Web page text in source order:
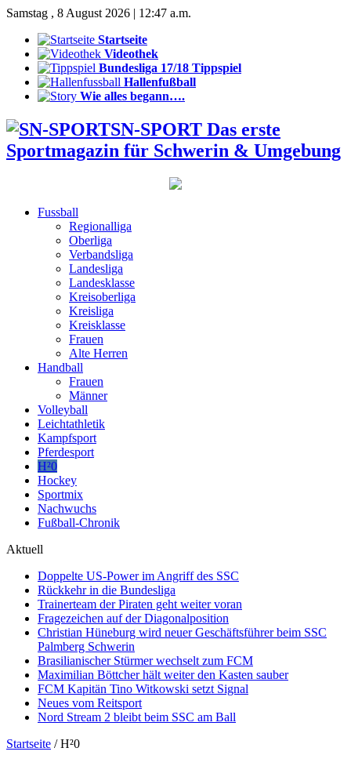
Samstag , 8 August 2026 | 12:47 a.m.
Startseite
Videothek
Bundesliga 17/18 Tippspiel
Hallenfußball
Wie alles begann….
SN-SPORT Das erste
Sportmagazin für Schwerin & Umgebung
Fussball
Regionalliga
Oberliga
Verbandsliga
Landesliga
Landesklasse
Kreisoberliga
Kreisliga
Kreisklasse
Frauen
Alte Herren
Handball
Frauen
Männer
Volleyball
Leichtathletik
Kampfsport
Pferdesport
H²0
Hockey
Sportmix
Nachwuchs
Fußball-Chronik
Aktuell
Doppelte US-Power im Angriff des SSC
Rückkehr in die Bundesliga
Trainerteam der Piraten geht weiter voran
Fragezeichen auf der Diagonalposition
Christian Hüneburg wird neuer Geschäftsführer beim SSC
Palmberg Schwerin
Brasilianischer Stürmer wechselt zum FCM
Maximilian Böttcher hält weiter den Kasten sauber
FCM Kapitän Tino Witkowski setzt Signal
Neues vom Reitsport
Nord Stream 2 bleibt beim SSC am Ball
Startseite / H²0